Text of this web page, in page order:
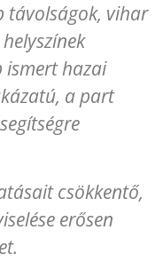
távolságok, vihar
ismert hazai
a part
csökkentő,
erősen